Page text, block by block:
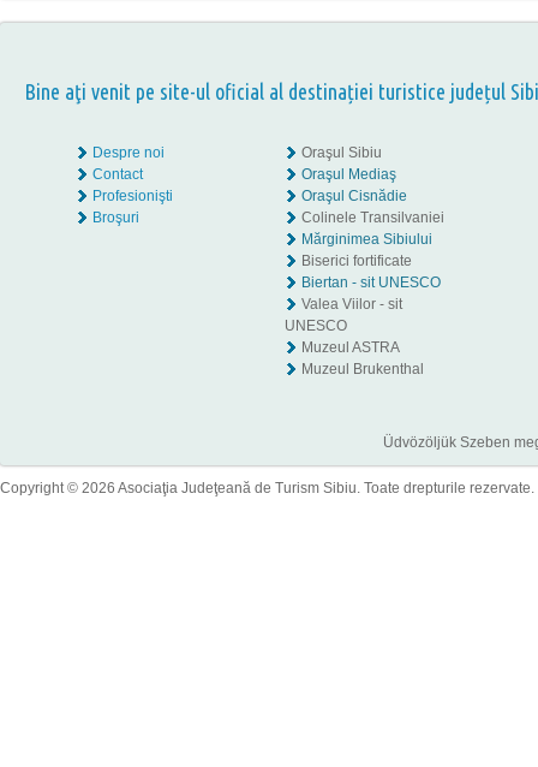
Bine aţi venit pe site-ul oficial al destinației turistice județul
Despre noi
Contact
Profesionişti
Broşuri
Oraşul Sibiu
Oraşul Mediaş
Oraşul Cisnădie
Colinele Transilvaniei
Mărginimea Sibiului
Biserici fortificate
Biertan - sit UNESCO
Valea Viilor - sit
UNESCO
Muzeul ASTRA
Muzeul Brukenthal
Üdvözöljük Szeben
Copyright © 2026 Asociaţia Judeţeană de Turism Sibiu. Toate drepturile rezervate.